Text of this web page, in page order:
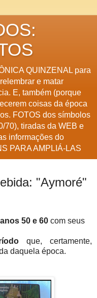
QUINZENAL para
e matar
E, também (porque
coisas da época
FOTOS dos símbolos
70), tiradas da WEB e
informações do
PARA AMPLIÁ-LAS
"Aymoré"
anos 50 e 60 com seus
que, certamente,
daquela época.